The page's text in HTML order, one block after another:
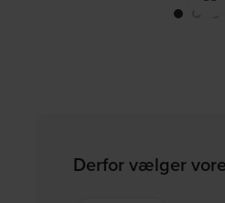
Derfor vælger